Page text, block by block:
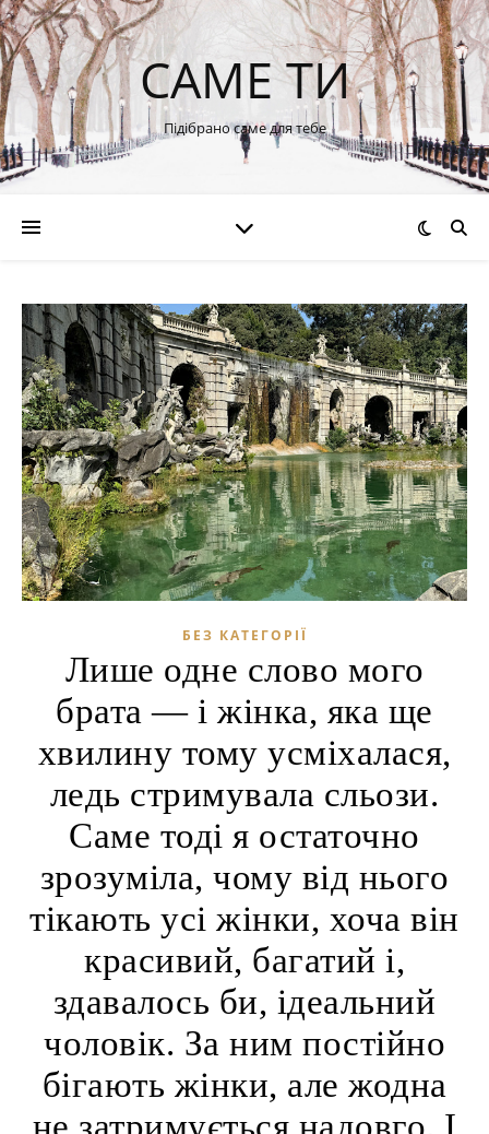
САМЕ ТИ
Підібрано саме для тебе
БЕЗ КАТЕГОРІЇ
Лише одне слово мого
брата — і жінка, яка ще
хвилину тому усміхалася,
ледь стримувала сльози.
Саме тоді я остаточно
зрозуміла, чому від нього
тікають усі жінки, хоча він
красивий, багатий і,
здавалось би, ідеальний
чоловік. За ним постійно
бігають жінки, але жодна